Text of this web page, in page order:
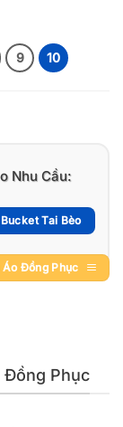
9 10
Nhu Cầu:
Tai Bèo
Đồng Phục
Đồng Phục